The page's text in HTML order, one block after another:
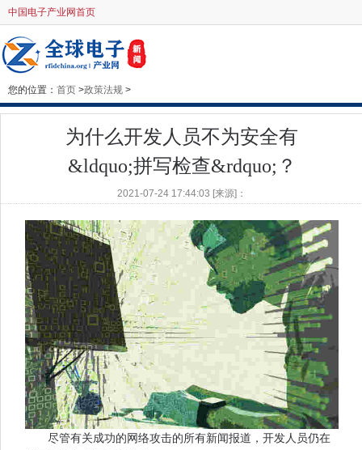
中国电子产业网首页
您的位置： 首页 >政策法规 >
为什么开发人员不为安全有
&ldquo;拼写检查&rdquo;？
2021-07-24 17:44:03 [来源]：
尽管有关成功的网络攻击的所有新闻报道，开发人员仍在